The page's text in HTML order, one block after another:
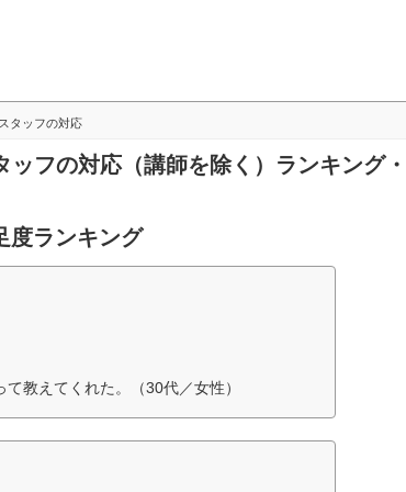
スタッフの対応
ッフの対応（講師を除く）ランキング
度ランキング
教えてくれた。（30代／女性）